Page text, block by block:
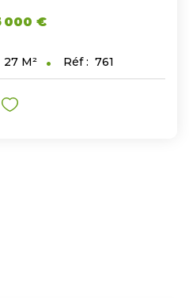
000 €
27 M² Réf : 761